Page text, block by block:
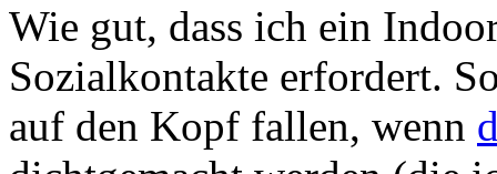
Wie gut, dass ich ein
Sozialkontakte erfordert.
auf den Kopf fallen, wenn